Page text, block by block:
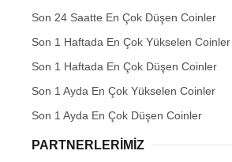
Son 24 Saatte En Çok Düşen Coinler
Son 1 Haftada En Çok Yükselen Coinler
Son 1 Haftada En Çok Düşen Coinler
Son 1 Ayda En Çok Yükselen Coinler
Son 1 Ayda En Çok Düşen Coinler
PARTNERLERIMIZ